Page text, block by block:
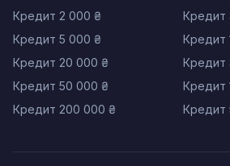
Кредит 2 000 ₴
Кредит
Кредит 5 000 ₴
Кредит
Кредит 20 000 ₴
Кредит
Кредит 50 000 ₴
Кредит
Кредит 200 000 ₴
Кредит